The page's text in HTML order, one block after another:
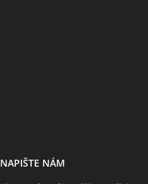
NAPIŠTE NÁM